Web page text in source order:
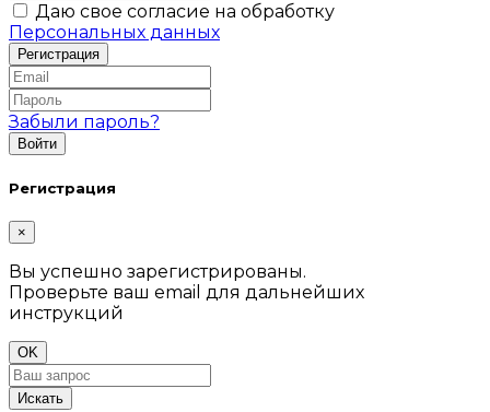
Даю свое согласие на обработку
Персональных данных
Забыли пароль?
Регистрация
×
Вы успешно зарегистрированы.
Проверьте ваш email для дальнейших
инструкций
OK
Искать